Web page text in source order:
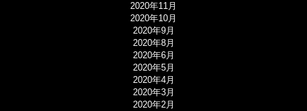
2020年11月
2020年10月
2020年9月
2020年8月
2020年6月
2020年5月
2020年4月
2020年3月
2020年2月